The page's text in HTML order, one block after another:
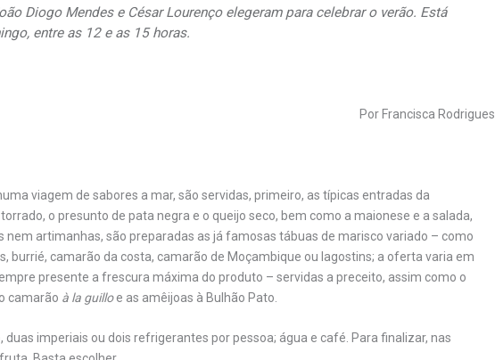
Diogo Mendes e César Lourenço elegeram para celebrar o verão. Está
entre as 12 e as 15 horas.
Por Francisca Rodrigues
viagem de sabores a mar, são servidas, primeiro, as típicas entradas da
o presunto de pata negra e o queijo seco, bem como a maionese e a salada,
nem artimanhas, são preparadas as já famosas tábuas de marisco variado – como
burrié, camarão da costa, camarão de Moçambique ou lagostins; a oferta varia em
presente a frescura máxima do produto – servidas a preceito, assim como o
camarão à la guilloe as amêijoas à Bulhão Pato.
duas imperiais ou dois refrigerantes por pessoa; água e café. Para finalizar, nas